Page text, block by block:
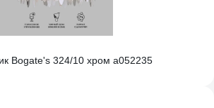
Bogate's 324/10 хром a052235